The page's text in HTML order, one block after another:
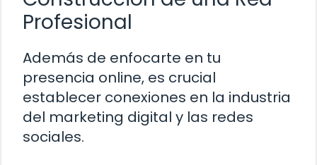
Profesional
Además de enfocarte en tu
presencia online, es crucial
establecer conexiones en la industria
del marketing digital y las redes
sociales.